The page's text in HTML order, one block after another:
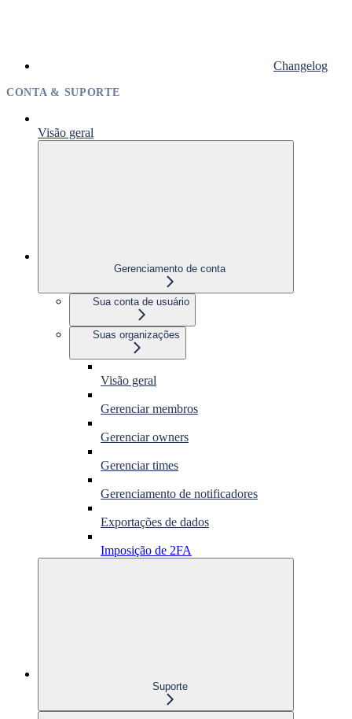
Changelog
CONTA & SUPORTE
Visão geral
Gerenciamento de conta
Sua conta de usuário
Suas organizações
Visão geral
Gerenciar membros
Gerenciar owners
Gerenciar times
Gerenciamento de notificadores
Exportações de dados
Imposição de 2FA
Suporte